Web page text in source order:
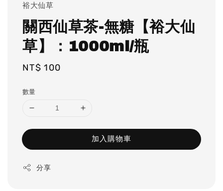
裕大仙草
關西仙草茶-無糖【裕大仙
草】：1000ml/瓶
Regular
NT$ 100
數量
加入購物車
分享